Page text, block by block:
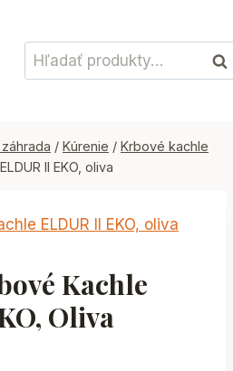
Hľadať:
/ Kúrenie / Krbové kachle
II EKO, oliva
Kachle
Oliva